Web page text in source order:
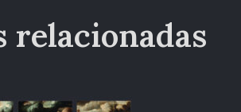
relacionadas